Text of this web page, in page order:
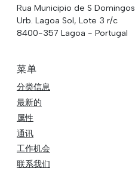
Rua Municipio de S Domingos
Urb. Lagoa Sol, Lote 3 r/c
8400-357 Lagoa - Portugal
菜单
分类信息
最新的
属性
通讯
工作机会
联系我们